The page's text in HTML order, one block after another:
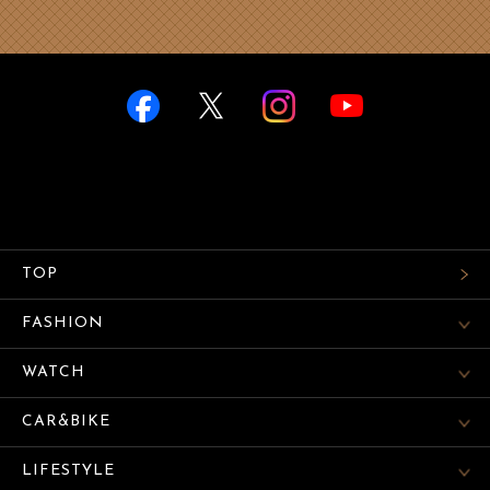
TOP
FASHION
WATCH
CAR&BIKE
LIFESTYLE